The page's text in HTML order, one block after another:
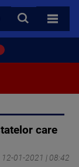
CAUTA
TOATE
care
12-01-2021 | 08:42